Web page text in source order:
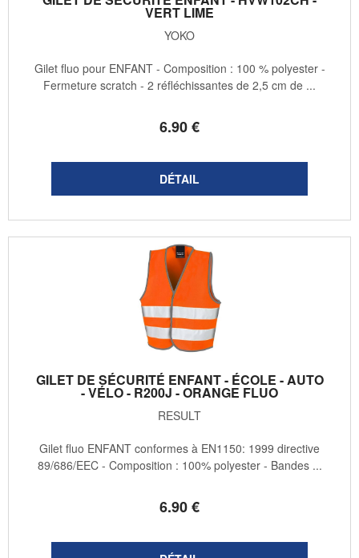
VERT LIME
YOKO
6.90€
Gilet fluo pour ENFANT - Composition : 100 % polyester -
Fermeture scratch - 2 réfléchissantes de 2,5 cm de ...
GILET DE SÉCURITÉ ENFANT - ÉCOLE - AUTO
- VÉLO - R200J - ORANGE FLUO
RESULT
6.90€
Gilet fluo ENFANT conformes à EN1150: 1999 directive
89/686/EEC - Composition : 100% polyester - Bandes ...